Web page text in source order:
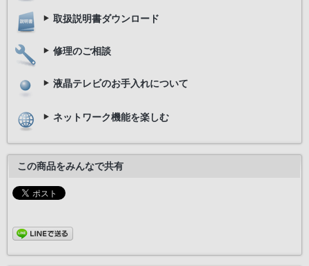
取扱説明書ダウンロード
修理のご相談
液晶テレビのお手入れについて
ネットワーク機能を楽しむ
この商品をみんなで共有